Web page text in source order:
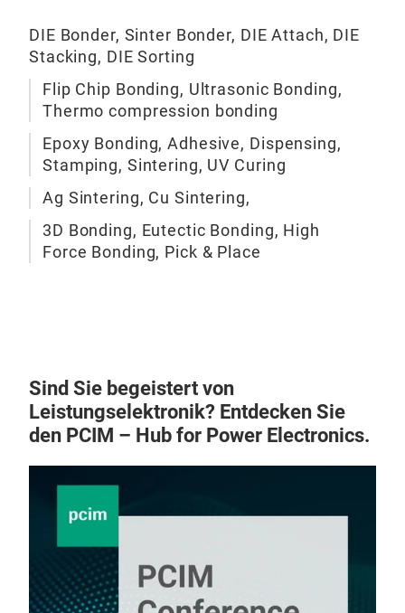
DIE Bonder, Sinter Bonder, DIE Attach, DIE
Stacking, DIE Sorting
Flip Chip Bonding, Ultrasonic Bonding,
Thermo compression bonding
Epoxy Bonding, Adhesive, Dispensing,
Stamping, Sintering, UV Curing
Ag Sintering, Cu Sintering,
3D Bonding, Eutectic Bonding, High
Force Bonding, Pick & Place
Sind Sie begeistert von
Leistungselektronik? Entdecken Sie
den PCIM – Hub for Power Electronics.